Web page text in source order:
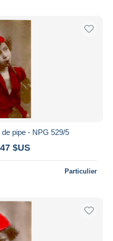
pipe - NPG 529/5
$US
Particulier